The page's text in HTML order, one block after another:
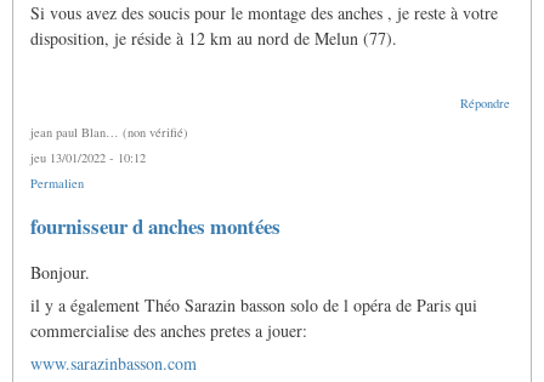
Si vous avez des soucis pour le montage des anches , je reste à votre
disposition, je réside à 12 km au nord de Melun (77).
Répondre
jean paul Blan… (non vérifié)
jeu 13/01/2022 - 10:12
Permalien
En
réponse
Fournisseur
finies
?
Gras
fournisseur d anches montées
Bonjour.
il y a également Théo Sarazin basson solo de l opéra de Paris qui
commercialise des anches pretes a jouer:
www.sarazinbasson.com